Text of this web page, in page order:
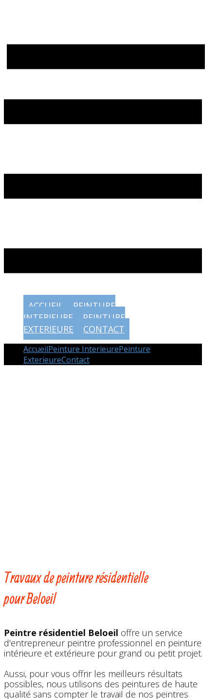
ACCUEIL
PEINTURE
INTERIEURE
PEINTURE
EXTERIEURE
CONTACT
AccueilPeinture InterieurePeinture
ExterieureContact
Travaux de peinture résidentielle
pour Beloeil
Peintre résidentiel Beloeil offre un service
d'entrepreneur peintre professionnel en peinture
intérieure et extérieure pour grand ou petit projet.
Aussi, pour vous offrir les meilleurs résultats
possibles, nous utilisons des peintures de haute
qualité sans compter le travail de nos peintres